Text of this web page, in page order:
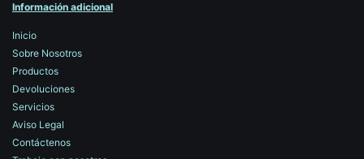
Información adicional
Inicio
Sobre Nosotros
Productos
Devoluciones
Servicios
Aviso Legal
Contáctenos